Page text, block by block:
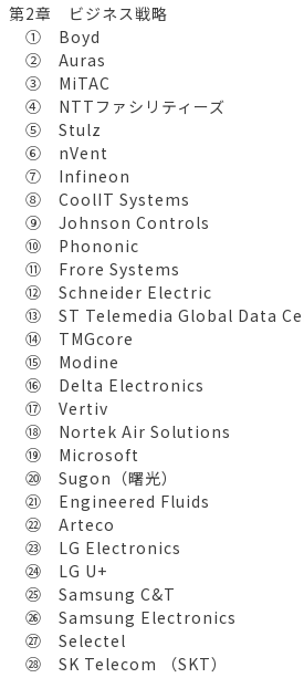
第2章 ビジネス戦略
① Boyd
② Auras
③ MiTAC
④ NTTファシリティーズ
⑤ Stulz
⑥ nVent
⑦ Infineon
⑧ CoolIT Systems
⑨ Johnson Controls
⑩ Phononic
⑪ Frore Systems
⑫ Schneider Electric
⑬ ST Telemedia Global Data
⑭ TMGcore
⑮ Modine
⑯ Delta Electronics
⑰ Vertiv
⑱ Nortek Air Solutions
⑲ Microsoft
⑳ Sugon（曙光）
㉑ Engineered Fluids
㉒ Arteco
㉓ LG Electronics
㉔ LG U+
㉕ Samsung C&T
㉖ Samsung Electronics
㉗ Selectel
㉘ SK Telecom （SKT）